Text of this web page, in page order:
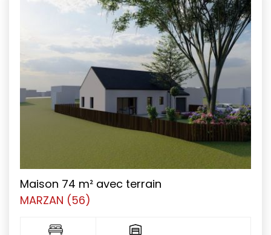
Maison 74 m² avec terrain
MARZAN (56)